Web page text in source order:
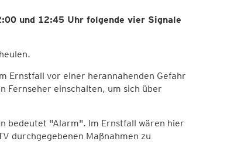
und 12:45 Uhr folgende vier Signale
Ernstfall vor einer herannahenden Gefahr
Fernseher einschalten, um sich über
bedeutet "Alarm". Im Ernstfall wären hier
durchgegebenen Maßnahmen zu